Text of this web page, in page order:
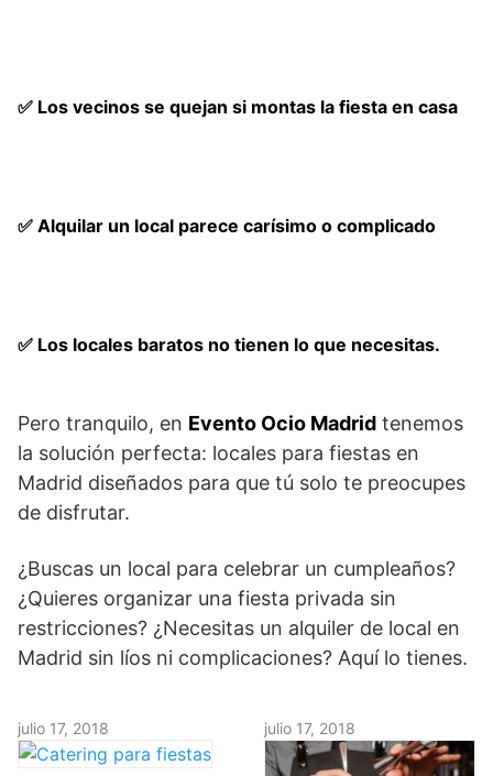
✅ Los vecinos se quejan si montas la fiesta en casa
✅ Alquilar un local parece carísimo o complicado
✅ Los locales baratos no tienen lo que necesitas.
Pero tranquilo, en Evento Ocio Madrid tenemos
la solución perfecta: locales para fiestas en
Madrid diseñados para que tú solo te preocupes
de disfrutar.
¿Buscas un local para celebrar un cumpleaños?
¿Quieres organizar una fiesta privada sin
restricciones? ¿Necesitas un alquiler de local en
Madrid sin líos ni complicaciones? Aquí lo tienes.
julio 17, 2018 julio 17, 2018